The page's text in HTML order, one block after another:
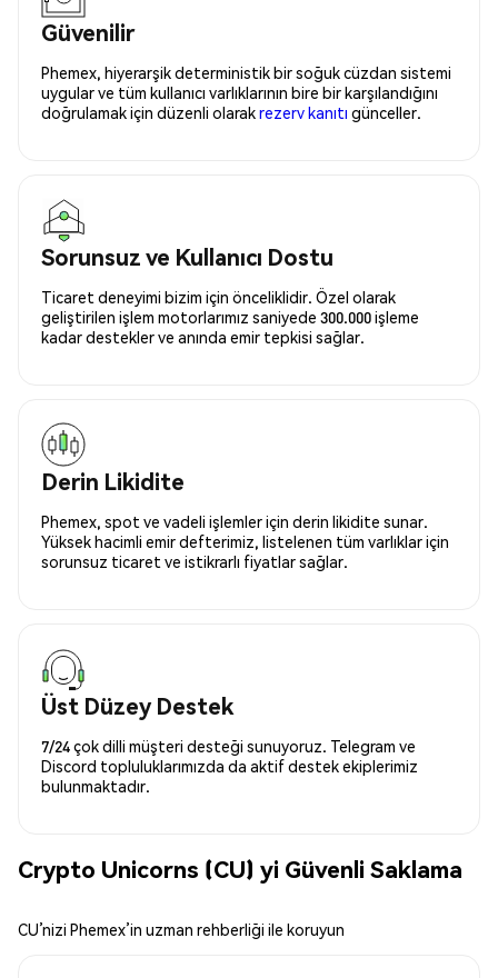
Güvenilir
Phemex, hiyerarşik deterministik bir soğuk cüzdan sistemi
uygular ve tüm kullanıcı varlıklarının bire bir karşılandığını
doğrulamak için düzenli olarakrezerv kanıtı günceller.
Sorunsuz ve Kullanıcı Dostu
Ticaret deneyimi bizim için önceliklidir. Özel olarak
geliştirilen işlem motorlarımız saniyede 300.000 işleme
kadar destekler ve anında emir tepkisi sağlar.
Derin Likidite
Phemex, spot ve vadeli işlemler için derin likidite sunar.
Yüksek hacimli emir defterimiz, listelenen tüm varlıklar için
sorunsuz ticaret ve istikrarlı fiyatlar sağlar.
Üst Düzey Destek
7/24 çok dilli müşteri desteği sunuyoruz. Telegram ve
Discord topluluklarımızda da aktif destek ekiplerimiz
bulunmaktadır.
Crypto Unicorns (CU) yi Güvenli Saklama
CU’nizi Phemex’in uzman rehberliği ile koruyun